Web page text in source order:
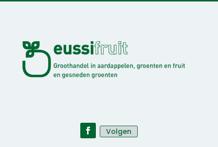
Volgen